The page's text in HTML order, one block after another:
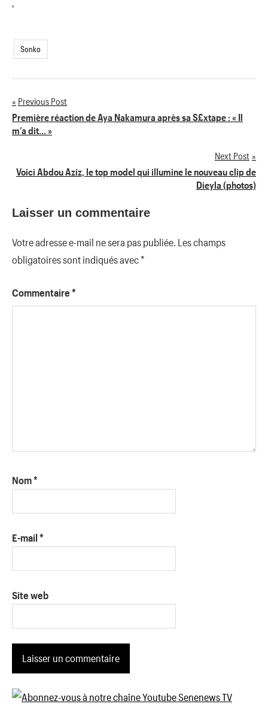
'
Sonko
Navigation
de
Previous Post
Première réaction de Aya Nakamura après sa S£xtape : « Il
m’a dit… »
Next Post
Voici Abdou Aziz, le top model qui illumine le nouveau clip de
Dieyla (photos)
Laisser un commentaire
Votre adresse e-mail ne sera pas publiée. Les champs
obligatoires sont indiqués avec*
Commentaire *
Nom*
E-mail *
Site web